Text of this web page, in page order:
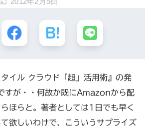
タイル クラウド「超」活用術』の発
が・・何故か既にAmazonから配
ほらと。著者としては1日でも早く
欲しいわけで、こういうサプライズ